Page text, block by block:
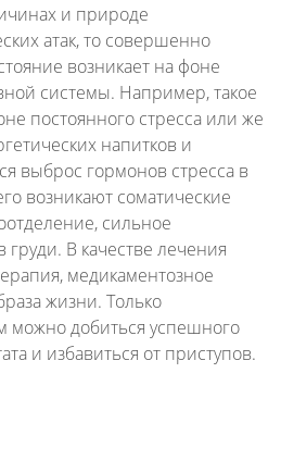
и природе
атак, то совершенно
возникает на фоне
системы. Например, такое
постоянного стресса или же
напитков и
выброс гормонов стресса в
возникают соматические
сильное
В качестве лечения
медикаментозное
жизни. Только
можно добиться успешного
и избавиться от приступов.